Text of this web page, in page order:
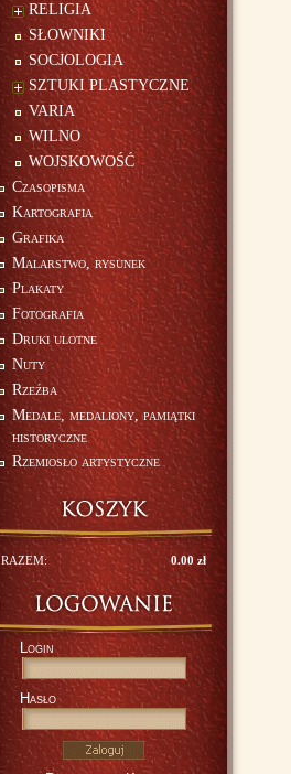
RELIGIA
SŁOWNIKI
SOCJOLOGIA
SZTUKI PLASTYCZNE
VARIA
WILNO
WOJSKOWOŚĆ
Czasopisma
Kartografia
Grafika
Malarstwo, rysunek
Plakaty
Fotografia
Druki ulotne
Nuty
Rzeźba
Medale, medaliony, pamiątki
historyczne
Rzemiosło artystyczne
RAZEM: 0.00 zł
Login
Hasło